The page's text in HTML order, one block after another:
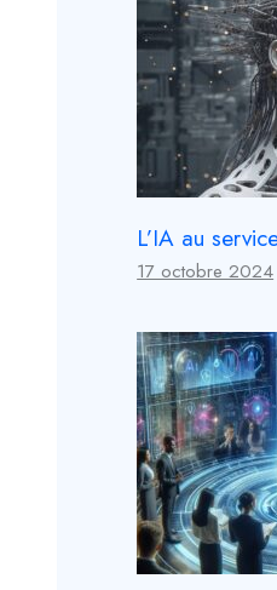
L’IA au
17 octobre 2024